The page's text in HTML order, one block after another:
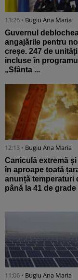
13:26 • Bugiu ⁠Ana Maria
Guvernul
angajările pentru
creșe. 247 de
incluse în programul
„Sfânta ...
12:13 • Bugiu ⁠Ana Maria
Caniculă extremă
în aproape toată
anunță temperaturi
până la 41 de grade
11:06 • Bugiu ⁠Ana Maria